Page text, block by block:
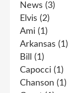
News (3)
Elvis (2)
Ami (1)
Arkansas (1)
Bill
(1)
Capocci (1)
Chanson (1)